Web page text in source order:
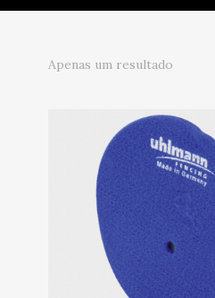
Apenas um resultado